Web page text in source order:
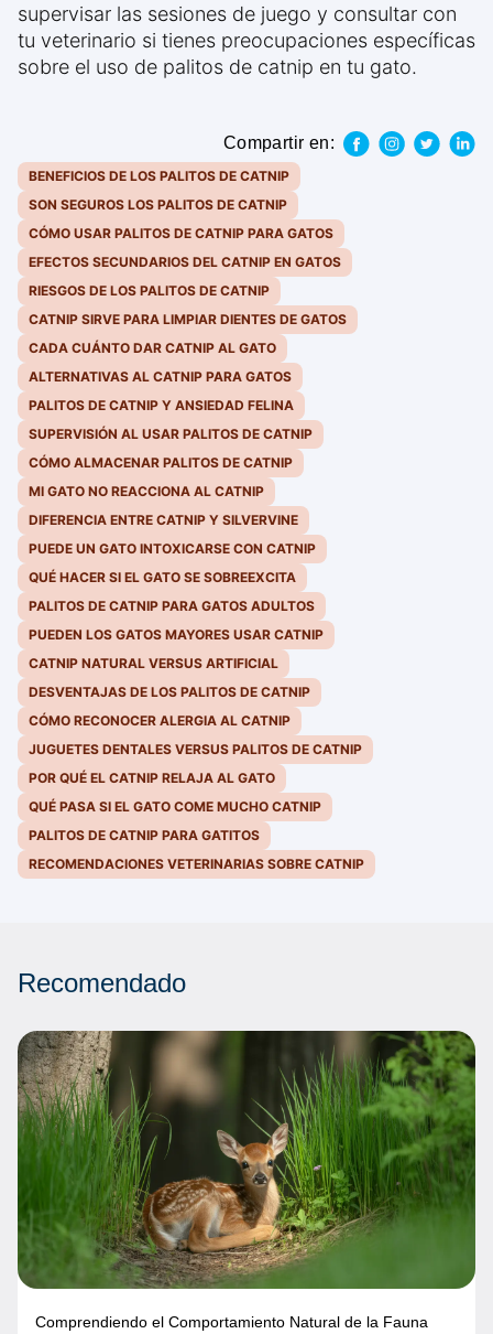
supervisar las sesiones de juego y consultar con
tu veterinario si tienes preocupaciones específicas
sobre el uso de palitos de catnip en tu gato.
Compartir en:
BENEFICIOS DE LOS PALITOS DE CATNIP
SON SEGUROS LOS PALITOS DE CATNIP
CÓMO USAR PALITOS DE CATNIP PARA GATOS
EFECTOS SECUNDARIOS DEL CATNIP EN GATOS
RIESGOS DE LOS PALITOS DE CATNIP
CATNIP SIRVE PARA LIMPIAR DIENTES DE GATOS
CADA CUÁNTO DAR CATNIP AL GATO
ALTERNATIVAS AL CATNIP PARA GATOS
PALITOS DE CATNIP Y ANSIEDAD FELINA
SUPERVISIÓN AL USAR PALITOS DE CATNIP
CÓMO ALMACENAR PALITOS DE CATNIP
MI GATO NO REACCIONA AL CATNIP
DIFERENCIA ENTRE CATNIP Y SILVERVINE
PUEDE UN GATO INTOXICARSE CON CATNIP
QUÉ HACER SI EL GATO SE SOBREEXCITA
PALITOS DE CATNIP PARA GATOS ADULTOS
PUEDEN LOS GATOS MAYORES USAR CATNIP
CATNIP NATURAL VERSUS ARTIFICIAL
DESVENTAJAS DE LOS PALITOS DE CATNIP
CÓMO RECONOCER ALERGIA AL CATNIP
JUGUETES DENTALES VERSUS PALITOS DE CATNIP
POR QUÉ EL CATNIP RELAJA AL GATO
QUÉ PASA SI EL GATO COME MUCHO CATNIP
PALITOS DE CATNIP PARA GATITOS
RECOMENDACIONES VETERINARIAS SOBRE CATNIP
Recomendado
Comprendiendo el Comportamiento Natural de la Fauna